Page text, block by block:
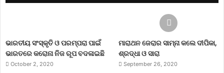
ଭାରତୀୟ ସଂସ୍କୃତି ଓ ପରମ୍ପରା ପାଇଁ
ଭାରତରେ କରୋନା ନିଜ ରୂପ ବଦଳାଇଛି
October 2, 2020
ମାରାଥନ ଜେରାର ସାମ୍ନା କଲେ ଦୀପିକା,
ଶ୍ରଦ୍ଧା ଓ ସାରା
September 26, 2020